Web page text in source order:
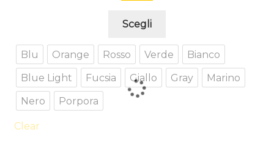
Scegli
ha
più
varianti.
Blu Orange Rosso Verde
Bianco
Blue Light
Fucsia Giallo Gray
Marino
Nero
Porpora
Clear